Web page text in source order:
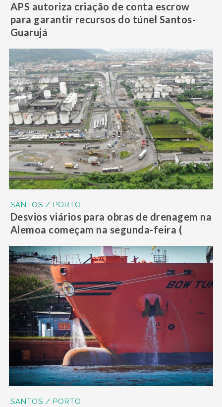
APS autoriza criação de conta escrow
para garantir recursos do túnel Santos-
Guarujá
SANTOS / PORTO
Desvios viários para obras de drenagem na
Alemoa começam na segunda-feira (
SANTOS / PORTO